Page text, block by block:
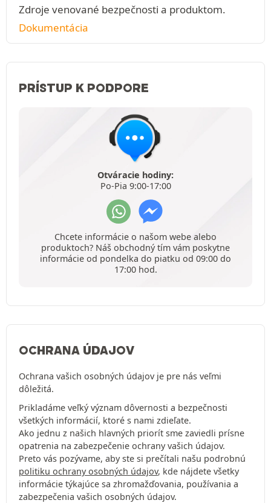
Zdroje venované bezpečnosti a produktom.
Dokumentácia
PRÍSTUP K PODPORE
Otváracie hodiny:
Po-Pia 9:00-17:00
Chcete informácie o našom webe alebo
produktoch? Náš obchodný tím vám poskytne
informácie od pondelka do piatku od 09:00 do
17:00 hod.
OCHRANA ÚDAJOV
Ochrana vašich osobných údajov je pre nás veľmi
dôležitá.
Prikladáme veľký význam dôvernosti a bezpečnosti
všetkých informácií, ktoré s nami zdieľate.
Ako jednu z našich hlavných priorít sme zaviedli prísne
opatrenia na zabezpečenie ochrany vašich údajov.
Preto vás pozývame, aby ste si prečítali našu podrobnú
politiku ochrany osobných údajov, kde nájdete všetky
informácie týkajúce sa zhromažďovania, používania a
zabezpečenia vašich osobných údajov.